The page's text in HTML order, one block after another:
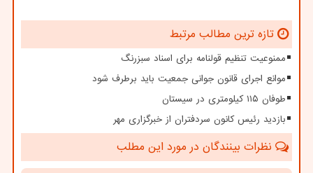
تازه ترین مطالب مرتبط
ممنوعیت تنظیم قولنامه برای اسناد سبزرنگ
موانع اجرای قانون جوانی جمعیت باید برطرف شود
طوفان ۱۱۵ کیلومتری در سیستان
بازدید رئیس کانون سردفتران از خبرگزاری مهر
نظرات بینندگان در مورد این مطلب